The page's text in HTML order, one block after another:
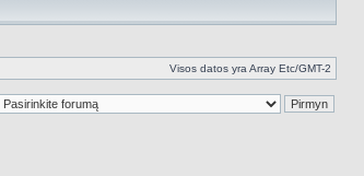
Visos datos yra Array Etc/GMT-2